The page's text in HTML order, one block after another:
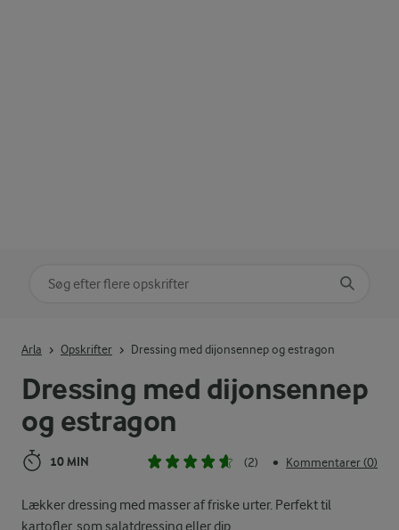
Dressing med dijonsennep
og estragon
10 MIN (2) • Kommentarer (0)
Lækker dressing med masser af friske urter. Perfekt til
kartofler, som salatdressing eller dip.
Arla Opskrifter Dressing med dijonsennep og estragon
Søg på kategori